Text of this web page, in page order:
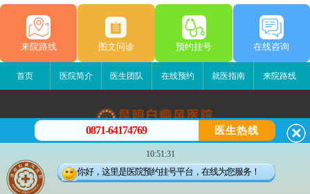
来院路线 图文问诊 预约挂号 在线咨询
首页 医院简介 医生团队 在线预约 就医指南 来院路线
昆明白癜风医院
昆明市五华区护国路2号
版权所有：昆明白癜风医院
联系电话：0871-64174769
0871-64174769 医生热线
10:51:31
你好，这里是医院预约挂号平台，在线为您服务！